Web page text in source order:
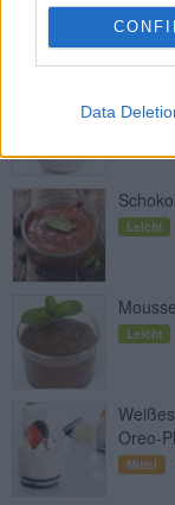
Data Leicht
Leicht
Leicht
Oreo-
Mittel